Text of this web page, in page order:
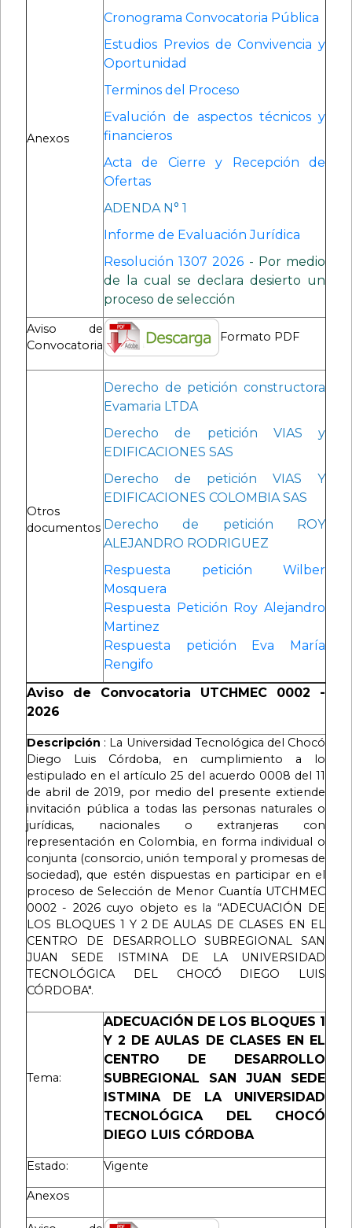
Anexos
Cronograma Convocatoria Pública
Estudios Previos de Convivencia y
Oportunidad
Terminos del Proceso
Evalución de aspectos técnicos y
financieros
Acta de Cierre y Recepción de
Ofertas
ADENDA N° 1
Informe de Evaluación Jurídica
Resolución 1307 2026 - Por medio
de la cual se declara desierto un
proceso de selección
Aviso de
Convocatoria
Formato PDF
Otros
documentos
Derecho de petición constructora
Evamaria LTDA
Derecho de petición VIAS y
EDIFICACIONES SAS
Derecho de petición VIAS Y
EDIFICACIONES COLOMBIA SAS
Derecho de petición ROY
ALEJANDRO RODRIGUEZ
Respuesta petición Wilber
Mosquera
Respuesta Petición Roy Alejandro
Martinez
Respuesta petición Eva María
Rengifo
Aviso de Convocatoria UTCHMEC 0002 -
2026
Descripción : La Universidad Tecnológica del Chocó
Diego Luis Córdoba, en cumplimiento a lo
estipulado en el artículo 25 del acuerdo 0008 del 11
de abril de 2019, por medio del presente extiende
invitación pública a todas las personas naturales o
jurídicas, nacionales o extranjeras con
representación en Colombia, en forma individual o
conjunta (consorcio, unión temporal y promesas de
sociedad), que estén dispuestas en participar en el
proceso de Selección de Menor Cuantía UTCHMEC
0002 - 2026 cuyo objeto es la “ADECUACIÓN DE
LOS BLOQUES 1 Y 2 DE AULAS DE CLASES EN EL
CENTRO DE DESARROLLO SUBREGIONAL SAN
JUAN SEDE ISTMINA DE LA UNIVERSIDAD
TECNOLÓGICA DEL CHOCÓ DIEGO LUIS
CÓRDOBA".
Tema:
ADECUACIÓN DE LOS BLOQUES 1
Y 2 DE AULAS DE CLASES EN EL
CENTRO DE DESARROLLO
SUBREGIONAL SAN JUAN SEDE
ISTMINA DE LA UNIVERSIDAD
TECNOLÓGICA DEL CHOCÓ
DIEGO LUIS CÓRDOBA
Estado: Vigente
Anexos